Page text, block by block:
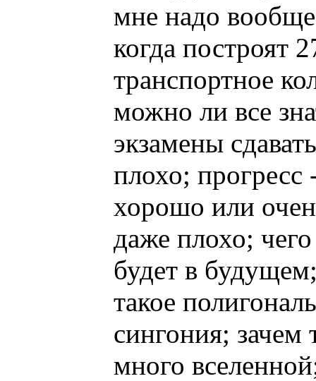
мне надо
когда построят
транспортное
можно ли все
экзамены сдавать
плохо; прогресс
хорошо или
даже плохо;
будет в
такое
сингония; зачем
много